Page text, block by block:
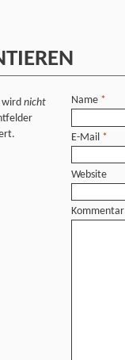
wird nicht
Name *
E-Mail *
Website
Kommentar